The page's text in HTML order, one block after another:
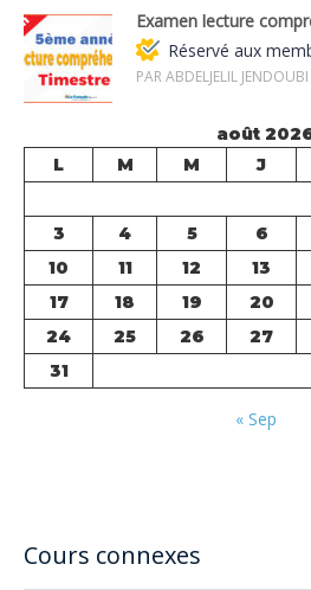
Cours connexes
Examen lecture
Réservé aux
PAR ABDELJELIL JENDOUBI
août
L
M M J
3
4 5 6
10
11 12 13
17
18 19 20
24
25 26 27
31
« Sep